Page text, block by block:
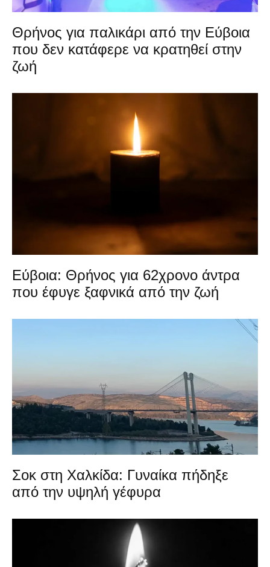
Θρήνος για παλικάρι από την Εύβοια
που δεν κατάφερε να κρατηθεί στην
ζωή
Εύβοια: Θρήνος για 62χρονο άντρα
που έφυγε ξαφνικά από την ζωή
Σοκ στη Χαλκίδα: Γυναίκα πήδηξε
από την υψηλή γέφυρα